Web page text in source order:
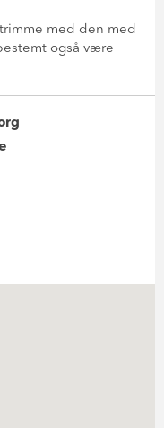
med den med
også være